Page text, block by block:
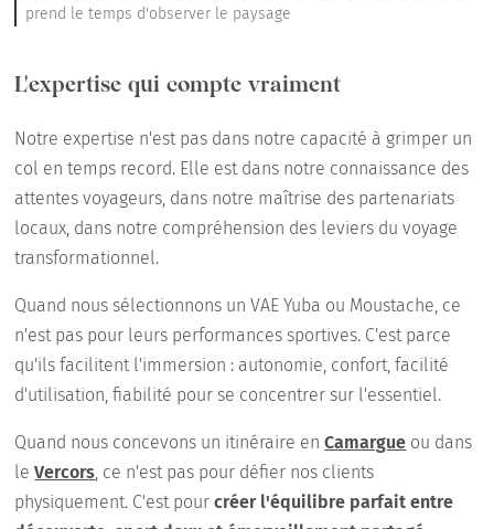
prend le temps d'observer le paysage
L'expertise qui compte vraiment
Notre expertise n'est pas dans notre capacité à grimper un
col en temps record. Elle est dans notre connaissance des
attentes voyageurs, dans notre maîtrise des partenariats
locaux, dans notre compréhension des leviers du voyage
transformationnel.
Quand nous sélectionnons un VAE Yuba ou Moustache, ce
n'est pas pour leurs performances sportives. C'est parce
qu'ils facilitent l'immersion : autonomie, confort, facilité
d'utilisation, fiabilité pour se concentrer sur l'essentiel.
Quand nous concevons un itinéraire enCamargue ou dans
leVercors, ce n'est pas pour défier nos clients
physiquement. C'est pourcréer l'équilibre parfait entre